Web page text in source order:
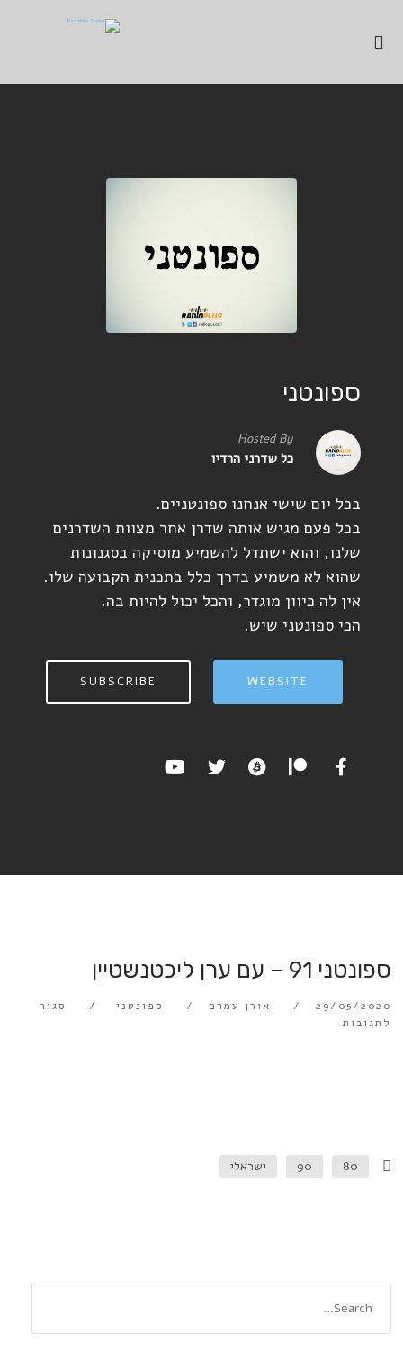
ספונטני
Hosted By
כל שדרני הרדיו
בכל יום שישי אנחנו ספונטניים.
בכל פעם מגיש אותה שדרן אחר מצוות השדרנים
שלנו, והוא ישתדל להשמיע מוסיקה בסגנונות
שהוא לא משמיע בדרך כלל בתכנית הקבועה שלו.
אין לה כיוון מוגדר, והכל יכול להיות בה.
הכי ספונטני שיש.
WEBSITE
SUBSCRIBE
ספונטני 91 – עם ערן ליכטנשטיין
29/05/2020 אורן עמרם ספונטני
סגור
לתגובות
80
90 ישראלי